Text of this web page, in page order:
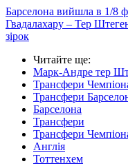
Барселона вийшла в 1/8
Гвадалахару – Тер
зірок
Читайте ще:
Марк-Андре тер
Трансфери
Трансфери
Барселона
Трансфери
Трансфери
Англія
Тоттенхем